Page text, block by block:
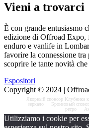
Vieni a trovarci
È con grande entusiasmo
edizione di Offroad Expo,
enduro e vanlife in
favorire la connessione
scoprire le tante novità
Espositori
Copyright © 2024 |
Якорный спонсор Клубника
зеркало
Бронзовый
ретро
Utilizziamo i cookie per